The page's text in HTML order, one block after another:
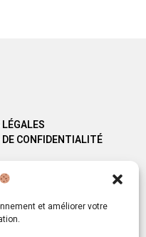
et améliorer votre
CONFIDENTIALITÉ